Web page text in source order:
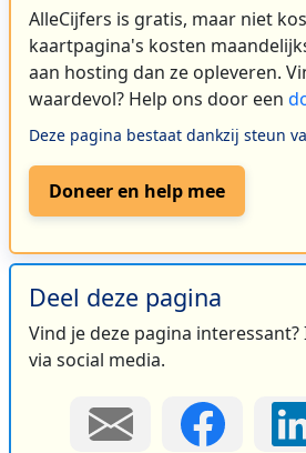
AlleCijfers is gratis, maar niet
kaartpagina's kosten
aan hosting dan ze opleveren.
waardevol? Help ons door een
Deze pagina bestaat dankzij steun
Doneer en help mee
Deel deze pagina
Vind je deze pagina
via social media.